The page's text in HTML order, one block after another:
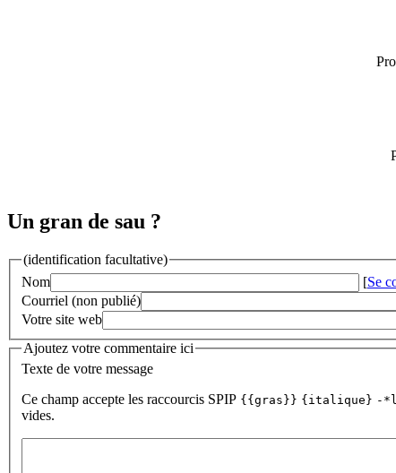
Un gran de sau ?
(identification facultative)
Nom
[Se
Courriel (non publié)
Votre site web
Ajoutez votre commentaire ici
Texte de votre message
Ce champ accepte les raccourcis SPIP {{gras}} {italique} -
vides.